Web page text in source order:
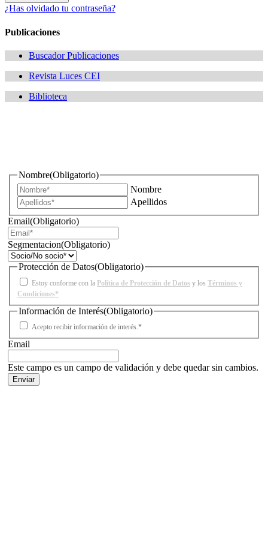
¿Has olvidado tu contraseña?
Publicaciones
Buscador Publicaciones
Revista Luces CEI
Biblioteca
Nombre(Obligatorio)
Nombre
Apellidos
Email(Obligatorio)
Segmentacion(Obligatorio)
Protección de Datos(Obligatorio)
Estoy conforme con la Política de Protección de Datos y los Términos y
Condiciones*
Información de Interés(Obligatorio)
Acepto recibir información de interés.*
Email
Este campo es un campo de validación y debe quedar sin cambios.